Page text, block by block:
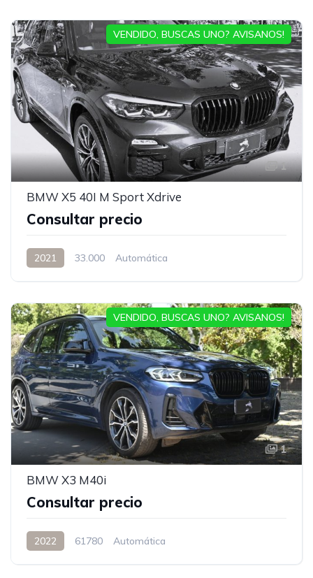
1
BMW X5 40I M Sport Xdrive
Consultar precio
2021 33.000 Automática
VENDIDO, BUSCAS UNO? AVISANOS!
1
BMW X3 M40i
Consultar precio
2022 61780 Automática
VENDIDO, BUSCAS UNO? AVISANOS!